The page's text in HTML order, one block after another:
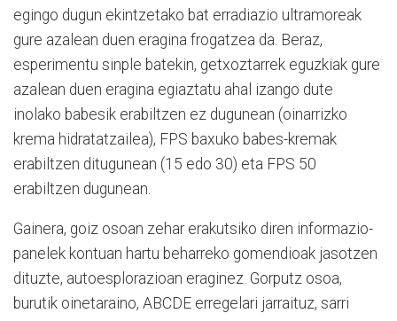
egingo dugun ekintzetako bat erradiazio ultramoreak
gure azalean duen eragina frogatzea da. Beraz,
esperimentu sinple batekin, getxoztarrek eguzkiak gure
azalean duen eragina egiaztatu ahal izango dute
inolako babesik erabiltzen ez dugunean (oinarrizko
krema hidratatzailea), FPS baxuko babes-kremak
erabiltzen ditugunean (15 edo 30) eta FPS 50
erabiltzen dugunean.
Gainera, goiz osoan zehar erakutsiko diren informazio-
panelek kontuan hartu beharreko gomendioak jasotzen
dituzte, autoesplorazioan eraginez. Gorputz osoa,
burutik oinetaraino, ABCDE erregelari jarraituz, sarri